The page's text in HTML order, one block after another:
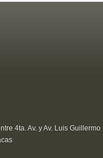
4ta. Av. y Av. Luis Guillermo